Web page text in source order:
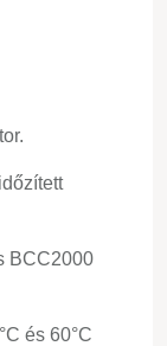
BCC2000
és 60°C